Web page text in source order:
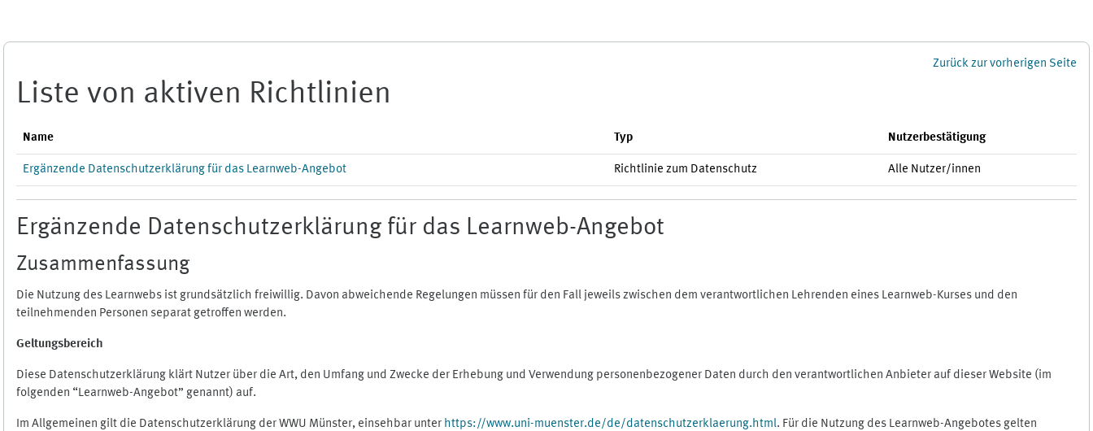
Zurück zur vorherigen Seite
Liste von aktiven Richtlinien
Name Typ Nutzerbestätigung
Ergänzende Datenschutzerklärung für das Learnweb-Angebot Richtlinie zum Datenschutz Alle Nutzer/innen
Ergänzende Datenschutzerklärung für das Learnweb-Angebot
Zusammenfassung
Die Nutzung des Learnwebs ist grundsätzlich freiwillig. Davon abweichende Regelungen müssen für den Fall jeweils zwischen dem verantwortlichen Lehrenden eines Learnweb-Kurses und den
teilnehmenden Personen separat getroffen werden.
Geltungsbereich
Diese Datenschutzerklärung klärt Nutzer über die Art, den Umfang und Zwecke der Erhebung und Verwendung personenbezogener Daten durch den verantwortlichen Anbieter auf dieser Website (im
folgenden “Learnweb-Angebot” genannt) auf.
Im Allgemeinen gilt die Datenschutzerklärung der WWU Münster, einsehbar unter https://www.uni-muenster.de/de/datenschutzerklaerung.html. Für die Nutzung des Learnweb-Angebotes gelten